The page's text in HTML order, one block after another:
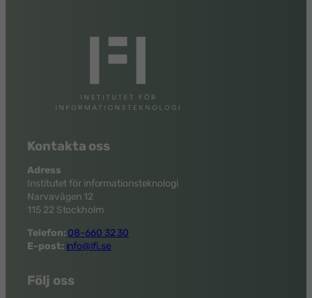
Kontakta oss
Adress
Institutet för informationsteknologi
Narvavägen 12
115 22 Stockholm
Telefon: 08-660 32 30
E-post: info@ifi.se
Följ oss